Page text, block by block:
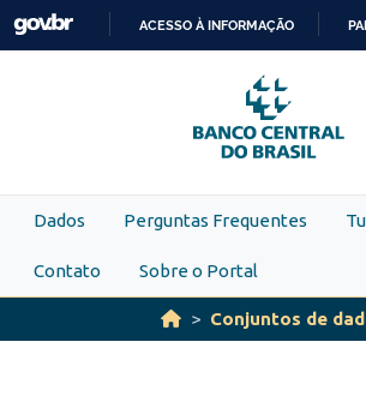
Skip to main content
PARA
O
CONTEÚDO
ACESSO À INFORMAÇÃO
Dados Perguntas Frequentes
Contato Sobre o Portal
Conjuntos de